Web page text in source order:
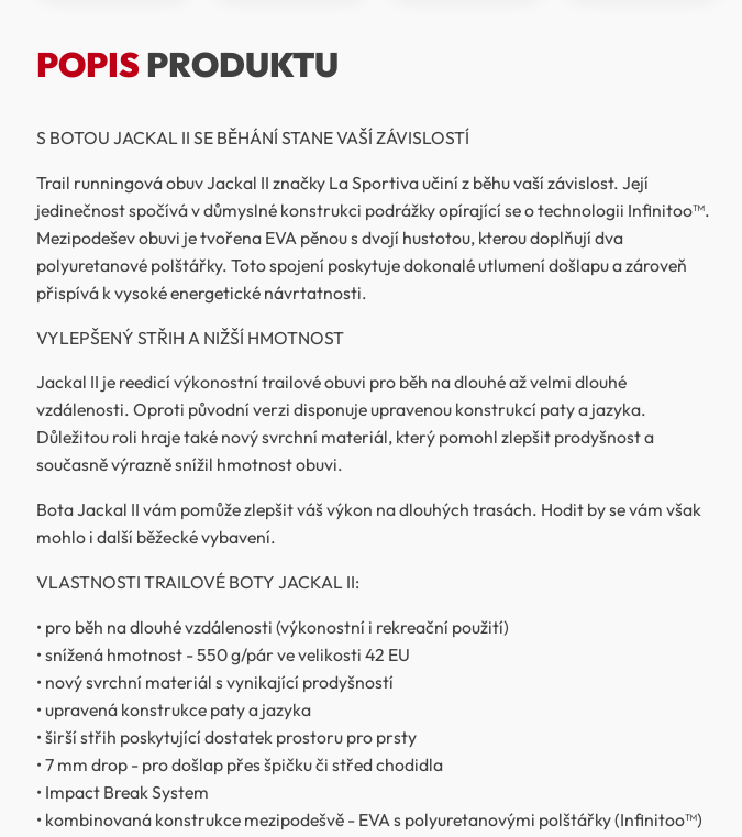
POPISPRODUKTU
S BOTOU JACKAL II SE BĚHÁNÍ STANE VAŠÍ ZÁVISLOSTÍ
Trail runningová obuv Jackal II značky La Sportiva učiní z běhu vaší závislost. Její
jedinečnost spočívá v důmyslné konstrukci podrážky opírající se o technologii Infinitoo™.
Mezipodešev obuvi je tvořena EVA pěnou s dvojí hustotou, kterou doplňují dva
polyuretanové polštářky. Toto spojení poskytuje dokonalé utlumení došlapu a zároveň
přispívá k vysoké energetické návrtatnosti.
VYLEPŠENÝ STŘIH A NIŽŠÍ HMOTNOST
Jackal II je reedicí výkonostní trailové obuvi pro běh na dlouhé až velmi dlouhé
vzdálenosti. Oproti původní verzi disponuje upravenou konstrukcí paty a jazyka.
Důležitou roli hraje také nový svrchní materiál, který pomohl zlepšit prodyšnost a
současně výrazně snížil hmotnost obuvi.
Bota Jackal II vám pomůže zlepšit váš výkon na dlouhých trasách. Hodit by se vám však
mohlo i další běžecké vybavení.
VLASTNOSTI TRAILOVÉ BOTY JACKAL II:
• pro běh na dlouhé vzdálenosti (výkonostní i rekreační použití)
• snížená hmotnost - 550 g/pár ve velikosti 42 EU
• nový svrchní materiál s vynikající prodyšností
• upravená konstrukce paty a jazyka
• širší střih poskytující dostatek prostoru pro prsty
• 7 mm drop - pro došlap přes špičku či střed chodidla
• Impact Break System
• kombinovaná konstrukce mezipodešvě - EVA s polyuretanovými polštářky (Infinitoo™)